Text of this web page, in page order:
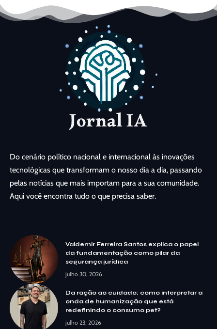
Do cenário político nacional e internacional às inovações
tecnológicas que transformam o nosso dia a dia, passando
pelas notícias que mais importam para a sua comunidade.
Aqui você encontra tudo o que precisa saber.
Valdemir Ferreira Santos explica o papel
da fundamentação como pilar da
segurança jurídica
julho 30, 2026
Da ração ao cuidado: como interpretar a
onda de humanização que está
redefinindo o consumo pet?
julho 23, 2026